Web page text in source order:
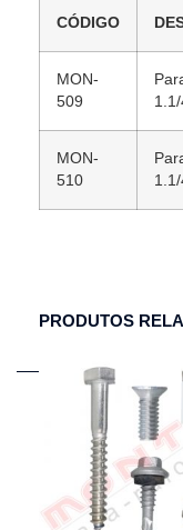
CÓDIGO
MON-
509
1.1/
MON-
510
1.1/
PRODUTOS